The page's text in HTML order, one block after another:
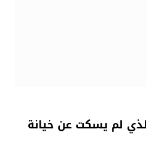
لم يسكت عن خيانة